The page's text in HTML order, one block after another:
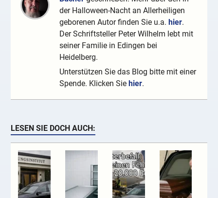
der Halloween-Nacht an Allerheiligen
geborenen Autor finden Sie u.a. hier.
Der Schriftsteller Peter Wilhelm lebt mit
seiner Familie in Edingen bei
Heidelberg.
Unterstützen Sie das Blog bitte mit einer
Spende. Klicken Sie hier.
LESEN SIE DOCH AUCH: